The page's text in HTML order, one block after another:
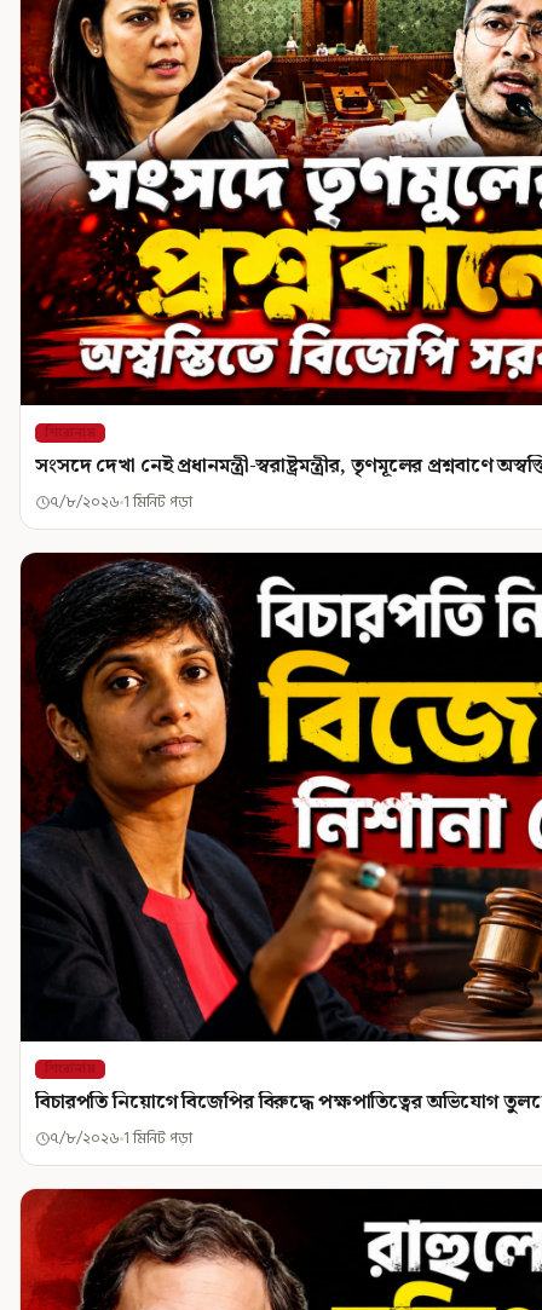
শিরোনাম
সংসদে দেখা নেই প্রধানমন্ত্রী-স্বরাষ্ট্রমন্ত্রীর, তৃণমূলের প্রশ্নবাণে
৭/৮/২০২৬ 1 মিনিট পড়া
শিরোনাম
বিচারপতি নিয়োগে বিজেপির বিরুদ্ধে পক্ষপাতিত্বের অভিযোগ
৭/৮/২০২৬ 1 মিনিট পড়া